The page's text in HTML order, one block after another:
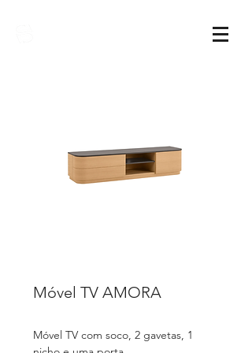
Móvel TV AMORA
Móvel TV com soco, 2 gavetas, 1